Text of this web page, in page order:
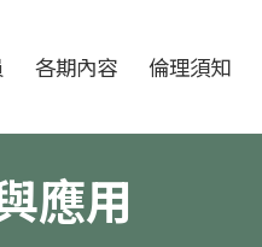
各期內容 倫理須知
應用